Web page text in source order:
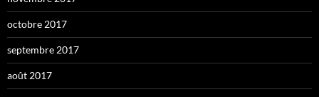
octobre 2017
septembre 2017
août 2017